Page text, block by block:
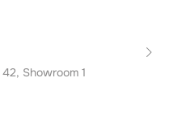
Showroom 1